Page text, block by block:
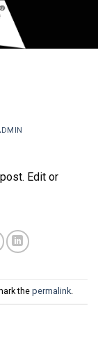
Edit or
the permalink.